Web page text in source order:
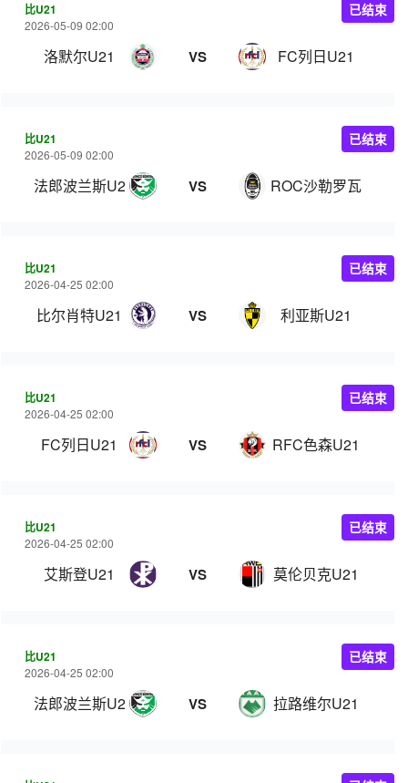
比U21
2026-05-09 02:00
洛默尔U21 VS FC列日U21
已结束
比U21
2026-05-09 02:00
法郎波兰斯U21 VS ROC沙勒罗瓦U21
已结束
比U21
2026-04-25 02:00
比尔肖特U21 VS 利亚斯U21
已结束
比U21
2026-04-25 02:00
FC列日U21 VS RFC色森U21
已结束
比U21
2026-04-25 02:00
艾斯登U21 VS 莫伦贝克U21
已结束
比U21
2026-04-25 02:00
法郎波兰斯U21 VS 拉路维尔U21
已结束